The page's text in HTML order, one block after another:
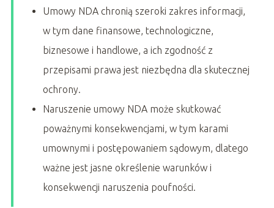
Umowy NDA chronią szeroki zakres informacji,
w tym dane finansowe, technologiczne,
biznesowe i handlowe, a ich zgodność z
przepisami prawa jest niezbędna dla skutecznej
ochrony.
Naruszenie umowy NDA może skutkować
poważnymi konsekwencjami, w tym karami
umownymi i postępowaniem sądowym, dlatego
ważne jest jasne określenie warunków i
konsekwencji naruszenia poufności.